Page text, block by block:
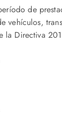
de
vehículos,
la Directiva